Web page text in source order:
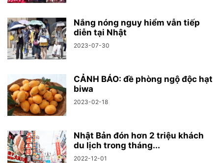
Nắng nóng nguy hiểm vẫn tiếp
diễn tại Nhật
2023-07-30
CẢNH BÁO: đề phòng ngộ độc hạt
biwa
2023-02-18
Nhật Bản đón hơn 2 triệu khách
du lịch trong tháng...
2022-12-01